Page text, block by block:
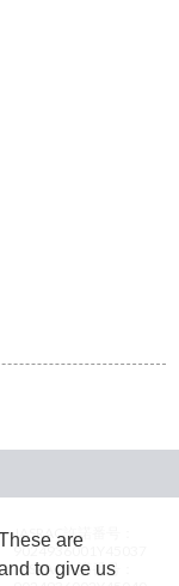
JASRAC許諾番号：
9024936001Y45037
JASRAC許諾番号：
are
to give us